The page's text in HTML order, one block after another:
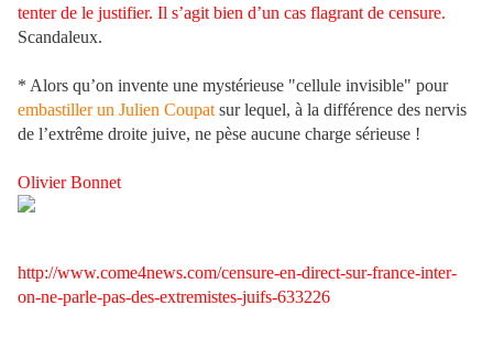
tenter de le justifier. Il s’agit bien d’un cas flagrant de censure.
Scandaleux.
* Alors qu’on invente une mystérieuse "cellule invisible" pour
embastiller un Julien Coupat sur lequel, à la différence des nervis
de l’extrême droite juive, ne pèse aucune charge sérieuse !
Olivier Bonnet
http://www.come4news.com/censure-en-direct-sur-france-inter-
on-ne-parle-pas-des-extremistes-juifs-633226